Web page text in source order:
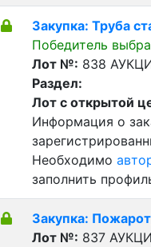
Закупка: Труба
Победитель
Лот №: 838
Раздел:
Лот с открытой
Информация о
Необходимо
заполнить
Закупка:
Лот №: 837